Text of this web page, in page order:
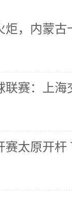
炬，内蒙古
联赛：上
赛太原开杆